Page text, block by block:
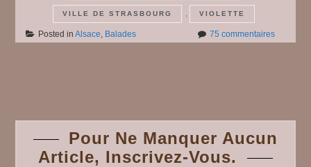
VILLE DE STRASBOURG , VIOLETTE
Posted inAlsace, Balades 75 commentairessur
navigation
Pour Ne Manquer Aucun
Article, Inscrivez-Vous.